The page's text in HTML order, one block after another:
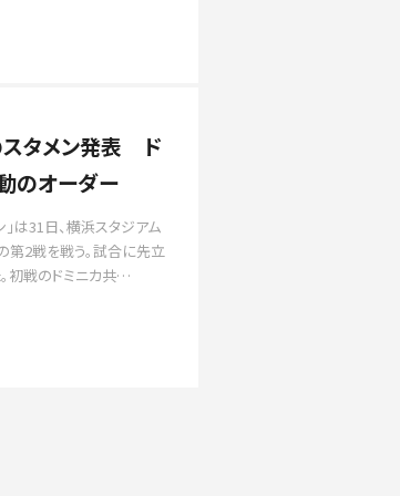
スタメン発表 ド
のオーダー
は31日、横浜スタジアム
第2戦を戦う。試合に先立
初戦のドミニカ共…